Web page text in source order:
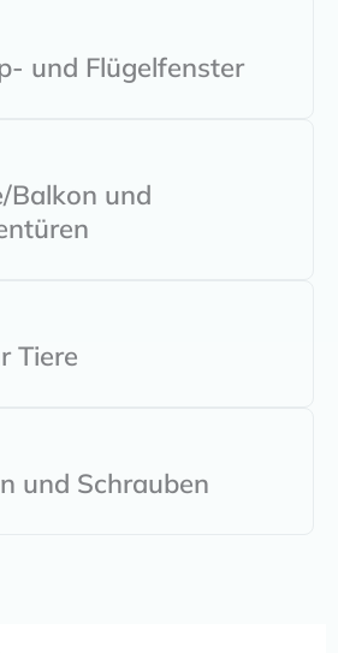
und Flügelfenster
Balkon und
Tiere
und Schrauben